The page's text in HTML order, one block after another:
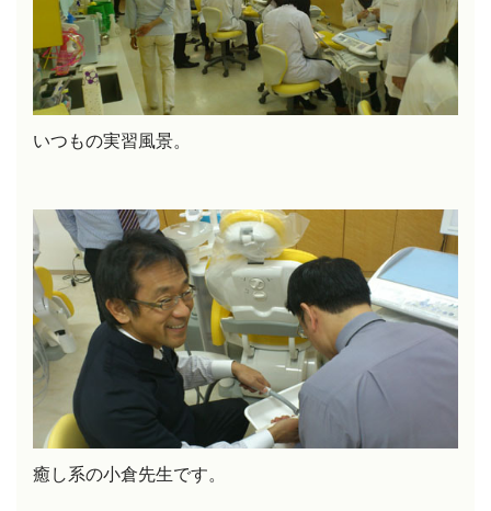
いつもの実習風景。
癒し系の小倉先生です。